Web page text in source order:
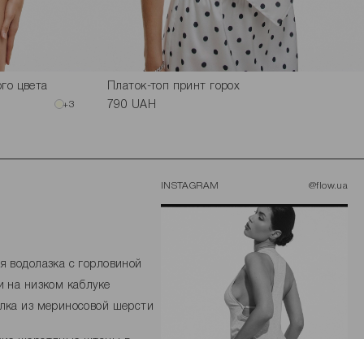
цвета
+3
Платок-топ принт горох
790 UAH
водолазка с горловиной
на низком каблуке
из мериносовой шерсти
INSTAGRAM @flow.ua